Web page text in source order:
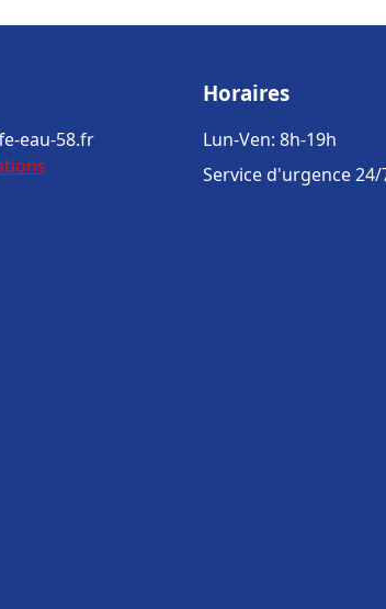
eau-58.fr
Horaires
Lun-Ven: 8h-19h
Service d'urgence 24/